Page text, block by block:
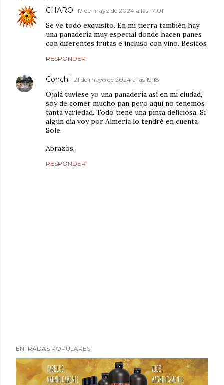
CHARO 17 de mayo de 2024 a las 17:01
Se ve todo exquisito. En mi tierra también hay
una panadería muy especial donde hacen panes
con diferentes frutas e incluso con vino. Besicos
RESPONDER
Conchi 21 de mayo de 2024 a las 19:18
Ojalá tuviese yo una panadería así en mi ciudad,
soy de comer mucho pan pero aquí no tenemos
tanta variedad. Todo tiene una pinta deliciosa. Si
algún día voy por Almeria lo tendré en cuenta
Sole.
Abrazos.
RESPONDER
u
b
ENTRADAS POPULARES